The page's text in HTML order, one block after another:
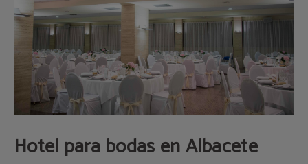
Hotel para bodas en Albacete